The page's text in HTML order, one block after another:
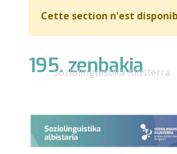
Cette section n'est
195. zenbakia
Soziolinguistika Klusterra